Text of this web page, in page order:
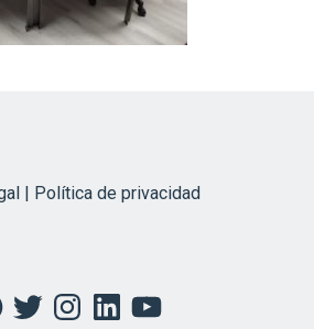
| Política de privacidad
TwitterInstagramLinkedInYouTube